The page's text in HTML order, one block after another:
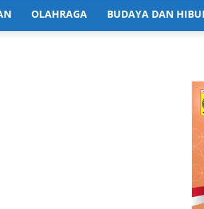
OLAHRAGA BUDAYA DAN